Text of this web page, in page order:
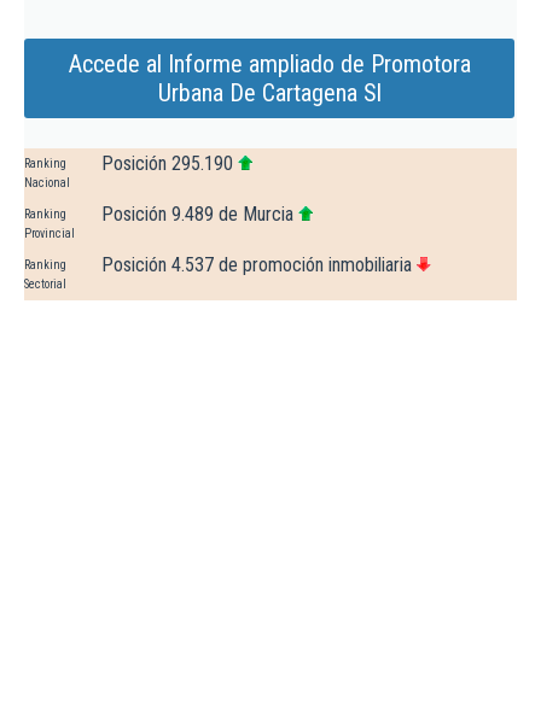
Accede al Informe ampliado de Promotora
Urbana De Cartagena Sl
Ranking
Nacional
Posición 295.190
Ranking
Provincial
Posición 9.489 de Murcia
Ranking
Sectorial
Posición 4.537 de promoción inmobiliaria